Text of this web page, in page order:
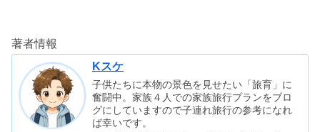
著者情報
Kスケ
子供たちに本物の景色を見せたい「旅育」に
奮闘中。家族４人での家族旅行プランをブロ
グにしていますので子連れ旅行の参考になれ
ば幸いです。